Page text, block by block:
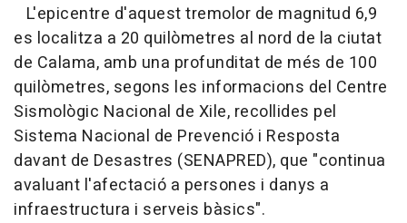
L'epicentre d'aquest tremolor de magnitud 6,9
es localitza a 20 quilòmetres al nord de la ciutat
de Calama, amb una profunditat de més de 100
quilòmetres, segons les informacions del Centre
Sismològic Nacional de Xile, recollides pel
Sistema Nacional de Prevenció i Resposta
davant de Desastres (SENAPRED), que "continua
avaluant l'afectació a persones i danys a
infraestructura i serveis bàsics".